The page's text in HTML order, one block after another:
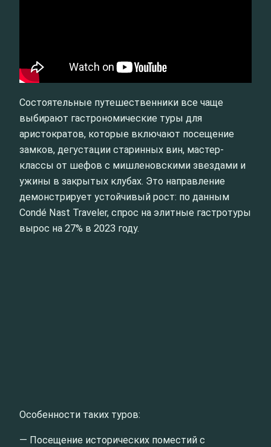
Состоятельные путешественники все чаще
выбирают гастрономические туры для
аристократов, которые включают посещение
замков, дегустации старинных вин, мастер-
классы от шефов с мишленовскими звездами и
ужины в закрытых клубах. Это направление
демонстрирует устойчивый рост: по данным
Condé Nast Traveler, спрос на элитные гастротуры
вырос на 27% в 2023 году.
Особенности таких туров:
— Посещение исторических поместий с